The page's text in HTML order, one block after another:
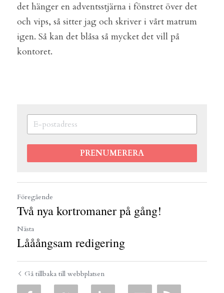
det hänger en adventsstjärna i fönstret över det
och vips, så sitter jag och skriver i vårt matrum
igen. Så kan det blåsa så mycket det vill på
kontoret.
PRENUMERERA
Föregående
Två nya kortromaner på gång!
Nästa
Lååångsam redigering
Gå tillbaka till webbplatsen